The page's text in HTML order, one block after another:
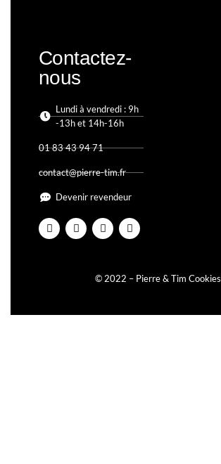
Contactez-
nous
Lundi à vendredi : 9h
-13h et 14h-16h
01 83 43 94 71
contact@pierre-tim.fr
Devenir revendeur
© 2022 – Pierre & Tim Cookies